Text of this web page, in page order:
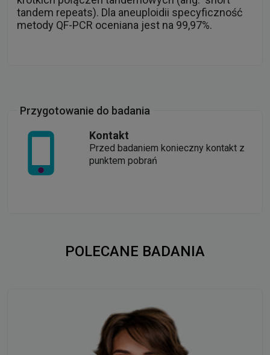
tandem repeats). Dla aneuploidii specyficzność
metody QF-PCR oceniana jest na 99,97%.
Przygotowanie do badania
Kontakt
Przed badaniem konieczny kontakt z
punktem pobrań
POLECANE BADANIA